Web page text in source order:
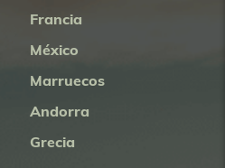
Francia
México
Marruecos
Andorra
Grecia